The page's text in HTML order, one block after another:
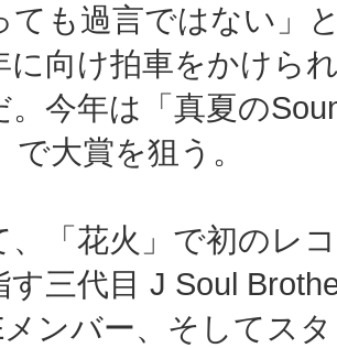
ても過言ではない」
に向け拍車をかけら
。今年は「真夏の
で大賞を狙う。
「花火」で初のレ
す三代目 J Soul
メンバー、そしてス